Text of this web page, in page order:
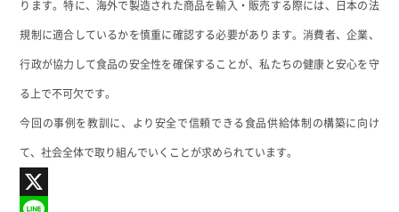
ります。特に、海外で製造された商品を輸入・販売する際には、日本の法
規制に適合しているかを慎重に確認する必要があります。消費者、企業、
行政が協力して食品の安全性を確保することが、私たちの健康と安心を守
る上で不可欠です。
今回の事例を教訓に、より安全で信頼できる食品供給体制の構築に向け
て、社会全体で取り組んでいくことが求められています。